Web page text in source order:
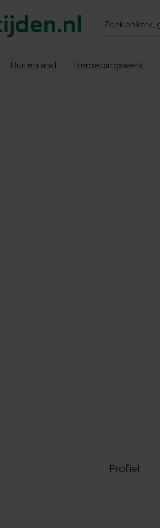
Zoeken
Buitenland Beroepingswerk
Profiel